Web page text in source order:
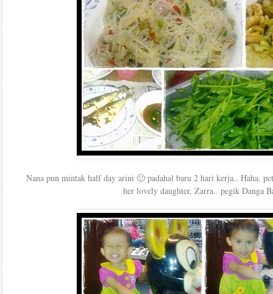
Nana pun mintak half day arini 🙂 padahal baru 2 hari kerja.. Haha.
her lovely daughter, Zarra.. pegik Danga